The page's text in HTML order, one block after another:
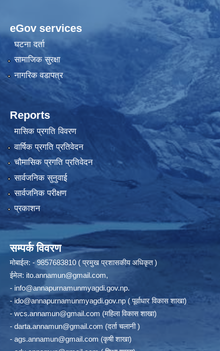
eGov services
घटना दर्ता
सामाजिक सुरक्षा
नागरिक वडापत्र
Reports
मासिक प्रगति विवरण
वार्षिक प्रगति प्रतिवेदन
चौमासिक प्रगति प्रतिवेदन
सार्वजनिक सुनुवाई
सार्वजनिक परीक्षण
प्रकाशन
सम्पर्क विवरण
मोबाईल: - 9857683810 ( प्रमुख प्रशासकीय अधिकृत )
ईमेल: ito.annamun@gmail.com,
- info@annapurnamunmyagdi.gov.np.
- ido@annapurnamunmyagdi.gov.np ( पूर्वाधार विकास शाखा)
- wcs.annamun@gmail.com (महिला विकास शाखा)
- darta.annamun@gmail.com (दर्ता चलानी )
- ags.annamun@gmail.com (कृषी शाखा)